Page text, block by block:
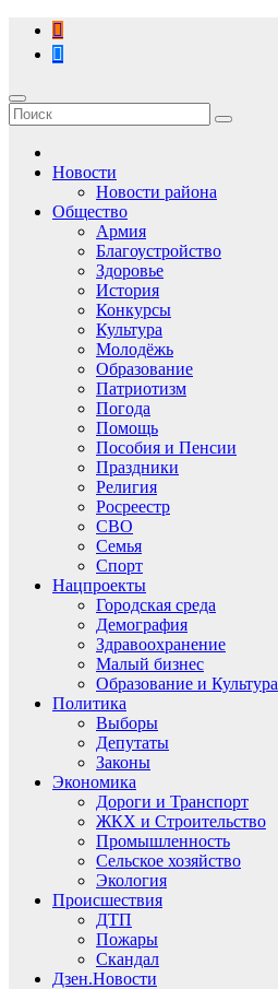
Перейти
содержимому
Новости
Новости района
Общество
Армия
Благоустройство
Здоровье
История
Конкурсы
Культура
Молодёжь
Образование
Патриотизм
Погода
Помощь
Пособия и Пенсии
Праздники
Религия
Росреестр
СВО
Семья
Спорт
Нацпроекты
Городская среда
Демография
Здравоохранение
Малый бизнес
Образование и Культура
Политика
Выборы
Депутаты
Законы
Экономика
Дороги и Транспорт
ЖКХ и Строительство
Промышленность
Сельское хозяйство
Экология
Происшествия
ДТП
Пожары
Скандал
Дзен.Новости